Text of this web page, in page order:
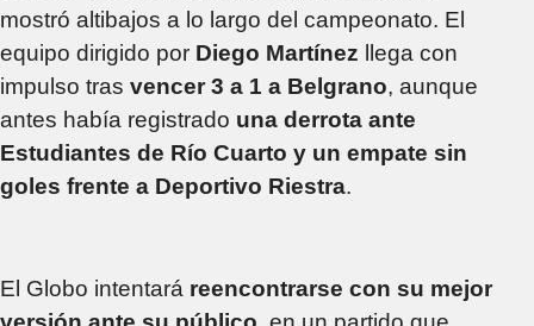
mostró altibajos a lo largo del campeonato. El
equipo dirigido por Diego Martínez llega con
impulso tras vencer 3 a 1 a Belgrano, aunque
antes había registrado una derrota ante
Estudiantes de Río Cuarto y un empate sin
goles frente a Deportivo Riestra.
El Globo intentará reencontrarse con su mejor